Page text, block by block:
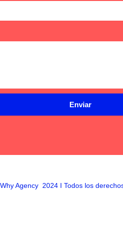
Enviar
Why Agency 2024 I Todos los